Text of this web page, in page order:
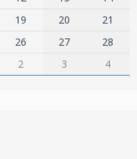
19 20
21
26 27
28
2 3 4